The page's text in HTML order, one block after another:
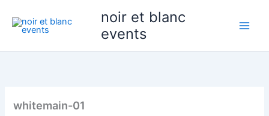
Inhalt
springen
noir et blanc
events
whitemain-01